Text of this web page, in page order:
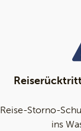
Reise-Storno-
ins